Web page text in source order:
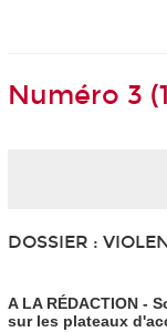
Numéro 3
DOSSIER :
A LA RÉDACTION -
sur les plateaux